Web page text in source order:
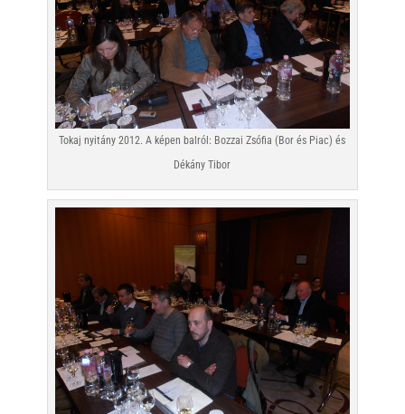
Tokaj nyitány 2012. A képen balról: Bozzai Zsófia (Bor és Piac) és
Dékány Tibor